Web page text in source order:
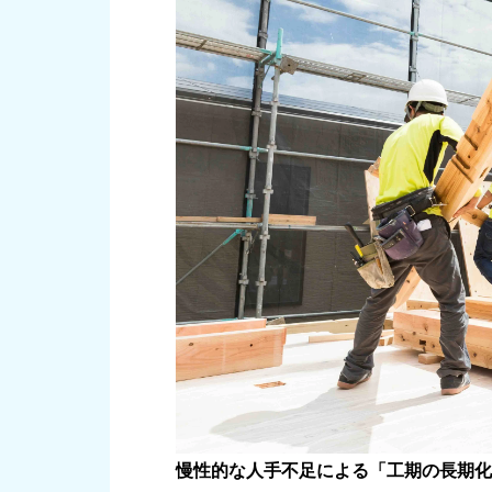
慢性的な人手不足による「工期の長期